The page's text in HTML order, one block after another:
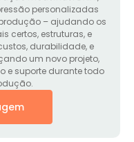
personalizadas
– ajudando os
certos, estruturas, e
durabilidade, e
um novo projeto,
e suporte durante todo